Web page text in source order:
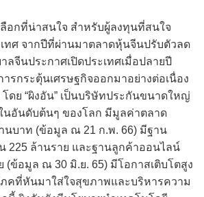
อกที่น่าสนใจ สำหรับผู้ลงทุนที่สนใจ
ทศ จากปีที่ผ่านมาตลาดหุ้นจีนปรับตัวลด
ลจีนประกาศเปิดประเทศเมื่อปลายปี
รกระตุ้นเศรษฐกิจออกมาอย่างต่อเนื่อง
ดย “ผิงอัน” เป็นบริษัทประกันขนาดใหญ่
นอันดับต้นๆ ของโลก มีมูลค่าตลาด
นบาท (ข้อมูล ณ 21 ก.พ. 66) มีฐาน
225 ล้านราย และฐานลูกค้าออนไลน์
(ข้อมูล ณ 30 มิ.ย. 65) มีโอกาสเติบโตสูง
คที่หันมาใส่ใจสุขภาพและบริหารความ